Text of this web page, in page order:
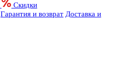
Скидки
Гарантия и возврат Доставка и